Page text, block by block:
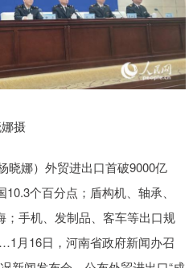
摄
晓娜）外贸进出口首破9000亿
个百分点；盾构机、轴承、
；手机、发制品、客车等出口规
月16日，河南省政府新闻办召